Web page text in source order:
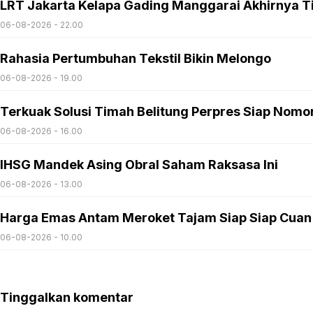
LRT Jakarta Kelapa Gading Manggarai Akhirnya
06-08-2026 - 22.00
Rahasia Pertumbuhan Tekstil Bikin Melongo
06-08-2026 - 19.00
Terkuak Solusi Timah Belitung Perpres Siap
06-08-2026 - 16.00
IHSG Mandek Asing Obral Saham Raksasa Ini
06-08-2026 - 13.00
Harga Emas Antam Meroket Tajam Siap Siap Cuan
06-08-2026 - 10.00
Tinggalkan komentar